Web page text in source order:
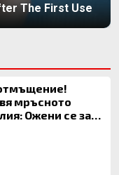
The First Use
мръсното
Ожени се за